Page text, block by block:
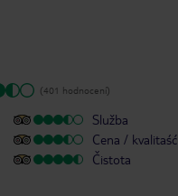
(401 hodnocení)
Služba
Cena / kvalitaść
Čistota